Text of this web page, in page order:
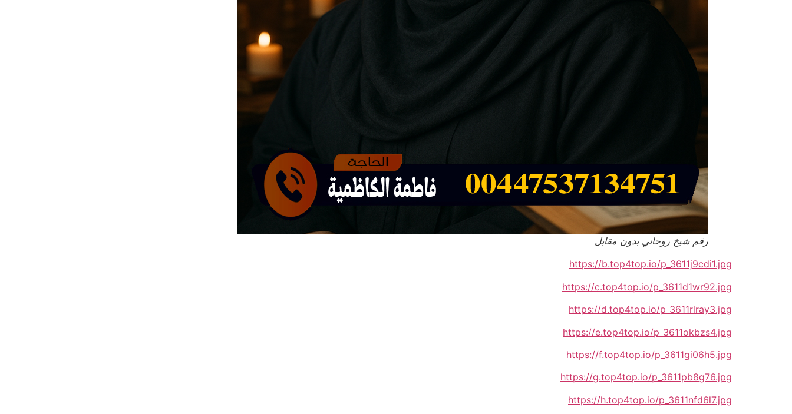
رقم شيخ روحاني بدون مقابل
https://b.top4top.io/p_3611j9cdi1.jpg
https://c.top4top.io/p_3611d1wr92.jpg
https://d.top4top.io/p_3611rlray3.jpg
https://e.top4top.io/p_3611okbzs4.jpg
https://f.top4top.io/p_3611gi06h5.jpg
https://g.top4top.io/p_3611pb8g76.jpg
https://h.top4top.io/p_3611nfd6l7.jpg